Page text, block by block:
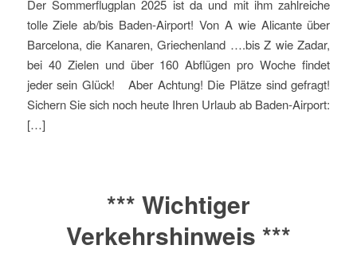
Der Sommerflugplan 2025 ist da und mit ihm zahlreiche
tolle Ziele ab/bis Baden-Airport! Von A wie Alicante über
Barcelona, die Kanaren, Griechenland ….bis Z wie Zadar,
bei 40 Zielen und über 160 Abflügen pro Woche findet
jeder sein Glück! Aber Achtung! Die Plätze sind gefragt!
Sichern Sie sich noch heute Ihren Urlaub ab Baden-Airport:
[…]
*** Wichtiger
Verkehrshinweis ***